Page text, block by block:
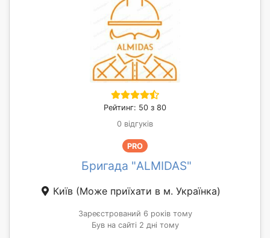
Рейтинг: 50 з 80
0 відгуків
PRO
Бригада "ALMIDAS"
Київ (Може приїхати в м. Українка)
Зареєстрований 6 років тому
Був на сайті 2 дні тому